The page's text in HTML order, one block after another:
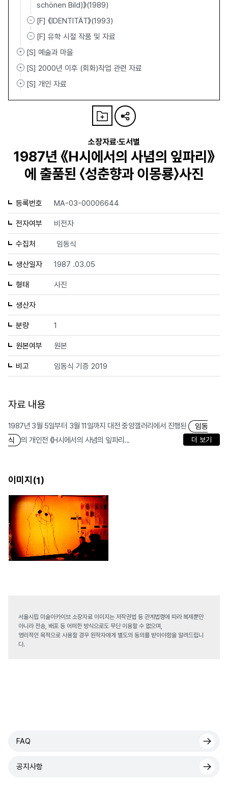
schönen Bild)》(1989)
[F] 《IDENTITÄT》(1993)
[F] 유학 시절 작품 및 자료
[S] 예술과 마을
[S] 2000년 이후 (회화)작업 관련 자료
[S] 개인 자료
소장자료·도서별
1987년 《H시에서의 사념의 잎파리》
에 출품된 〈성춘향과 이몽룡〉사진
등록번호 MA-03-00006644
전자여부 비전자
수집처 임동식
생산일자 1987 .03.05
형태 사진
생산자
분량 1
원본여부 원본
비고 임동식 기증 2019
자료 내용
1987년 3월 5일부터 3월 11일까지 대전 중앙갤러리에서 진행된
임동
식
의 개인전 《H시에서의 사념의 잎파리... 더 보기
이미지(1)
서울시립 미술아카이브 소장자료 이미지는 저작권법 등 관계법령에 따라 복제뿐만
아니라 전송, 배포 등 어떠한 방식으로도 무단 이용할 수 없으며,
영리적인 목적으로 사용할 경우 원작자에게 별도의 동의를 받아야함을 알려드립니
다.
FAQ
공지사항